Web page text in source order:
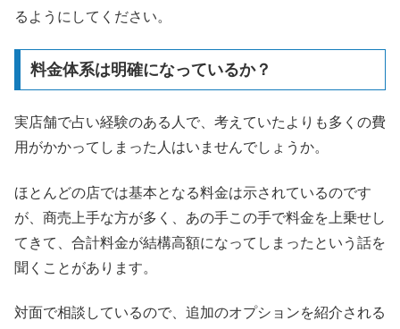
るようにしてください。
料金体系は明確になっているか？
実店舗で占い経験のある人で、考えていたよりも多くの費
用がかかってしまった人はいませんでしょうか。
ほとんどの店では基本となる料金は示されているのです
が、商売上手な方が多く、あの手この手で料金を上乗せし
てきて、合計料金が結構高額になってしまったという話を
聞くことがあります。
対面で相談しているので、追加のオプションを紹介される